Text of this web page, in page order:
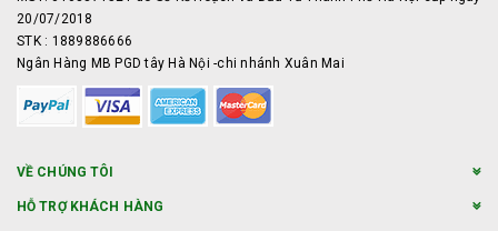
20/07/2018
STK : 1889886666
Ngân Hàng MB PGD tây Hà Nội -chi nhánh Xuân Mai
VỀ CHÚNG TÔI
HỖ TRỢ KHÁCH HÀNG